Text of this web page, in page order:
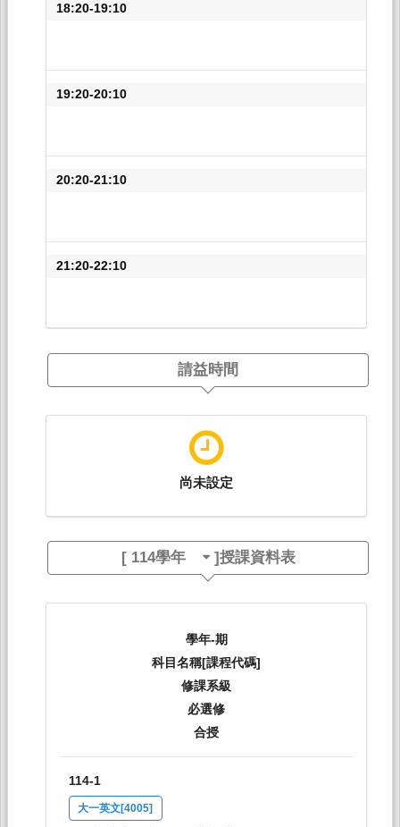
18:20-19:10
19:20-20:10
20:20-21:10
21:20-22:10
請益時間
尚未設定
[ 114學年 ]授課資料表
學年-期
科目名稱[課程代碼]
修課系級
必選修
合授
114-1
大一英文[4005]